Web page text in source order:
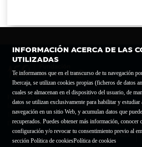
INFORMACIÓN ACERCA DE LAS
UTILIZADAS
Te informamos que en el transcurso de tu navegación
Ibercaja, se utilizan cookies propias (ficheros de datos
cuales se almacenan en el dispositivo del usuario, de
datos se utilizan exclusivamente para habilitar y estudiar
navegación en un sitio Web, y acumulan datos que
recuperados. Puedes obtener más información, conocer
configuración y/o revocar tu consentimiento previo al
sección Política de cookiesPolítica de cookies
Fundación Bancaria Ibercaja C.I.F. G-50000652.
Inscrita en el Registro de Fundaciones del Mº de
1689.
Domicilio social: Joaquín Costa, 13. 50001 Zaragoza.
Contacto